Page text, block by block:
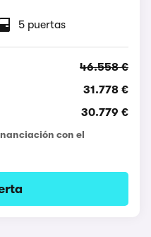
5 puertas
46.558 €
31.778 €
30.779 €
con el